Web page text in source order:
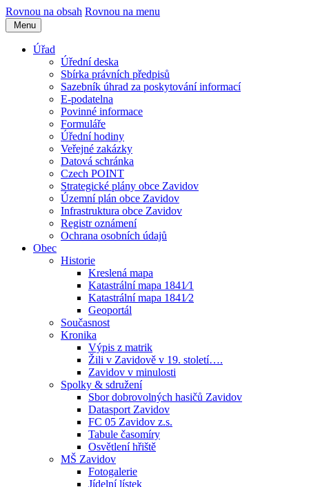
Rovnou na obsah Rovnou na menu
Menu
Úřad
Úřední deska
Sbírka právních předpisů
Sazebník úhrad za poskytování informací
E-podatelna
Povinné informace
Formuláře
Úřední hodiny
Veřejné zakázky
Datová schránka
Czech POINT
Strategické plány obce Zavidov
Územní plán obce Zavidov
Infrastruktura obce Zavidov
Registr oznámení
Ochrana osobních údajů
Obec
Historie
Kreslená mapa
Katastrální mapa 1841⁄1
Katastrální mapa 1841⁄2
Geoportál
Současnost
Kronika
Výpis z matrik
Žili v Zavidově v 19. století….
Zavidov v minulosti
Spolky & sdružení
Sbor dobrovolných hasičů Zavidov
Datasport Zavidov
FC 05 Zavidov z.s.
Tabule časomíry
Osvětlení hřiště
MŠ Zavidov
Fotogalerie
Jídelní lístek